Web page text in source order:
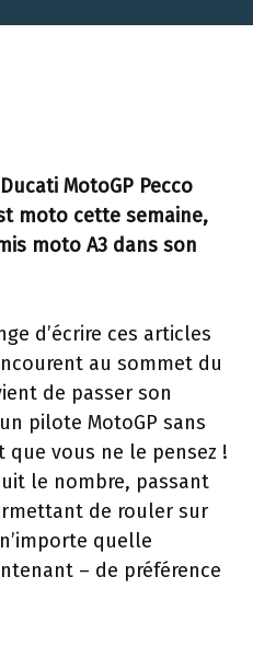
MotoGP Pecco
moto cette semaine,
moto A3 dans son
d’écrire ces articles
au sommet du
de passer son
pilote MotoGP sans
vous ne le pensez !
le nombre, passant
de rouler sur
quelle
– de préférence